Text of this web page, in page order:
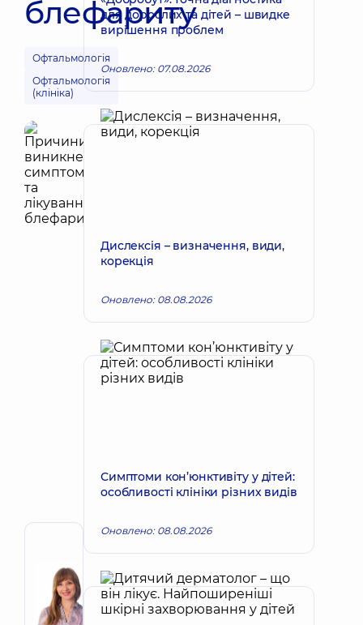
блефариту
Офтальмологія
Офтальмологія
(клініка)
Кубрак
Наталія
Вікторівна
Запис до лікаря
для дорослих та дітей – швидке
вирішення проблем
Оновлено: 07.08.2026
Дислексія – визначення, види,
корекція
Оновлено: 08.08.2026
Симптоми кон’юнктивіту у дітей:
особливості клініки різних видів
Оновлено: 08.08.2026